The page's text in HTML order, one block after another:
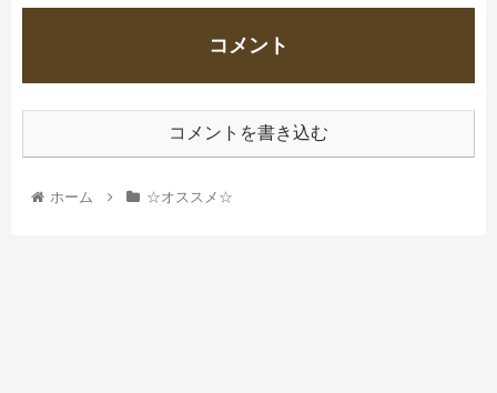
コメント
コメントを書き込む
ホーム ☆オススメ☆